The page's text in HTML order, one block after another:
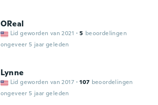
OReal
Lid geworden van 2021 · 5 beoordelingen
ongeveer 5 jaar geleden
Lynne
Lid geworden van 2017 · 107 beoordelingen
ongeveer 5 jaar geleden